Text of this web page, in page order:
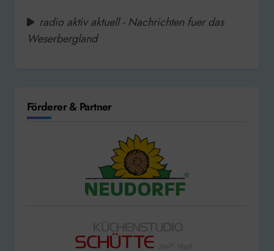
radio aktiv aktuell - Nachrichten fuer das
Weserbergland
Förderer & Partner